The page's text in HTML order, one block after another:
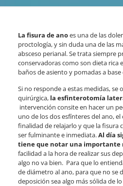
La fisura de anoes una de las
proctología, y sin duda una de las
absceso perianal. Se trata siempre
conservadoras como son dieta rica
baños de asiento y pomadas a
Si no responde a estas medidas, se
quirúrgica, la esfinterotomía
intervención consite en hacer un
uno de los dos esfínteres del ano,
finalidad de relajarlo y que la fisura
ser fulminante e inmediata.Al día
tiene que notar una importante
facilidad a la hora de realizar sus
algo no va bien. Para que lo
de diámetro al ano, para que no se
deposición sea algo más sólida de